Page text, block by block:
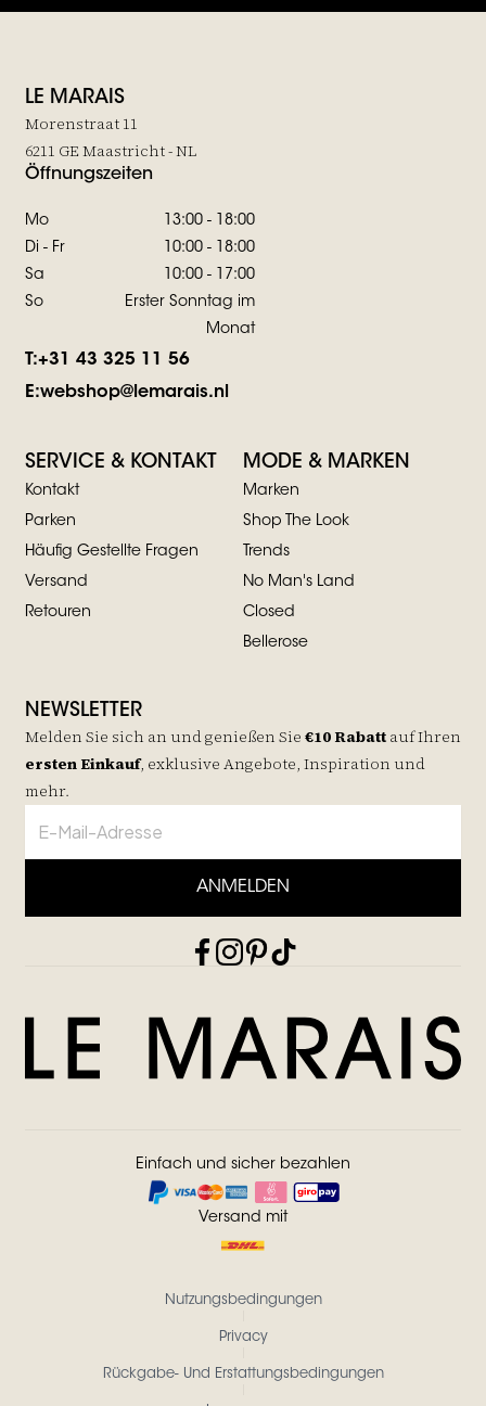
LE MARAIS
Morenstraat 11
6211 GE Maastricht - NL
Öffnungszeiten
Mo
13:00 - 18:00
Di - Fr
10:00 - 18:00
Sa
10:00 - 17:00
So
Erster Sonntag im
Monat
T:+31 43 325 11 56
E:webshop@lemarais.nl
SERVICE & KONTAKT
Kontakt
Parken
Häufig Gestellte Fragen
Versand
Retouren
MODE & MARKEN
Marken
Shop The Look
Trends
No Man's Land
Closed
Bellerose
NEWSLETTER
Melden Sie sich an und genießen Sie €10 Rabatt aufIhren
ersten Einkauf, exklusive Angebote, Inspiration und
mehr.
ANMELDEN
Einfach und sicher bezahlen
Versand mit
Nutzungsbedingungen
Privacy
Rückgabe- Und Erstattungsbedingungen